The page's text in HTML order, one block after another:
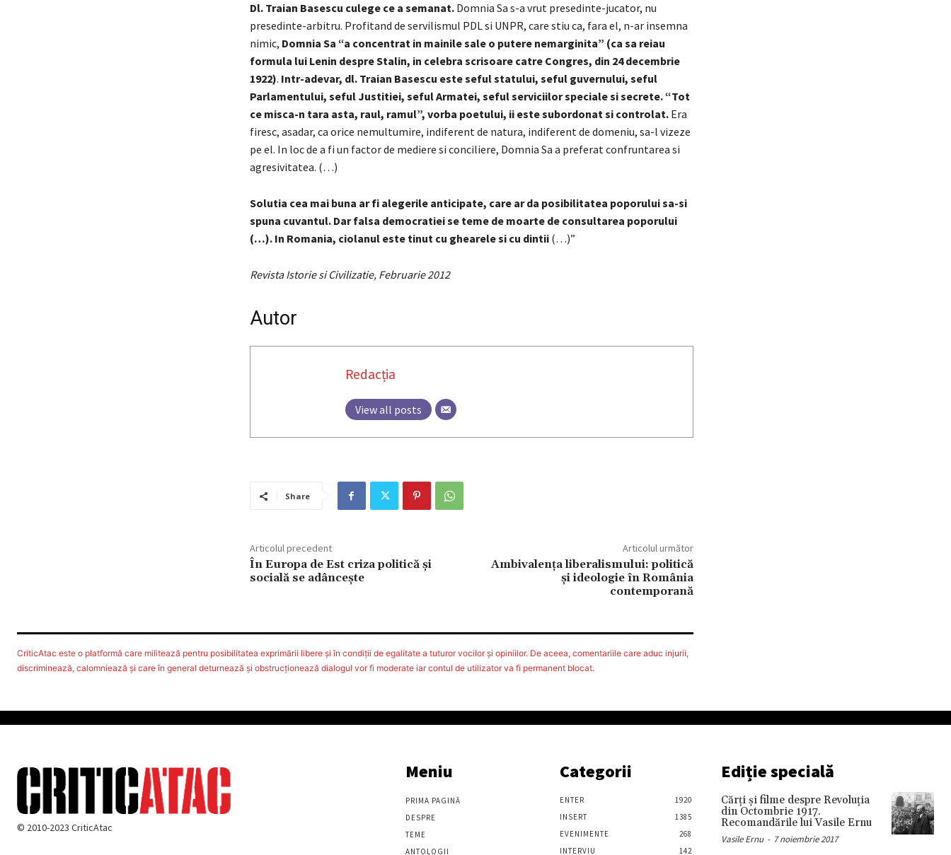
Dl. Traian Basescu culege ce a semanat.Domnia Sa s-a vrut presedinte-jucator, nu
presedinte-arbitru. Profitand de servilismul PDL si UNPR, care stiu ca, fara el, n-ar insemna
nimic, Domnia Sa “a concentrat in mainile sale o putere nemarginita” (ca sa reiau
formula lui Lenin despre Stalin, in celebra scrisoare catre Congres, din 24 decembrie
1922). Intr-adevar, dl. Traian Basescu este seful statului, seful guvernului, seful
Parlamentului, seful Justitiei, seful Armatei, seful serviciilor speciale si secrete. “Tot
ce misca-n tara asta, raul, ramul”, vorba poetului, ii este subordonat si controlat.Era
firesc, asadar, ca orice nemultumire, indiferent de natura, indiferent de domeniu, sa-l vizeze
pe el. In loc de a fi un factor de mediere si conciliere, Domnia Sa a preferat confruntarea si
agresivitatea. (…)
Solutia cea mai buna ar fi alegerile anticipate, care ar da posibilitatea poporului sa-si
spuna cuvantul. Dar falsa democratiei se teme de moarte de consultarea poporului
(…). In Romania, ciolanul este tinut cu ghearele si cu dintii (…)”
Revista Istorie si Civilizatie, Februarie 2012
Autor
Redacția
View all posts
Share
Articolul precedent
În Europa de Est criza politică şi
socială se adânceşte
Articolul următor
Ambivalenţa liberalismului: politică
şi ideologie în România
contemporană
CriticAtac este o platformă care militează pentru posibilitatea exprimării libere şi în condiţii de egalitate a tuturor vocilor şi opiniilor. De aceea, comentariile care aduc injurii,
discriminează, calomniează şi care în general deturnează şi obstrucţionează dialogul vor fi moderate iar contul de utilizator va fi permanent blocat.
© 2010-2023 CriticAtac
Meniu
PRIMA PAGINĂ
DESPRE
TEME
ANTOLOGII
Categorii
ENTER
1920
INSERT
1385
EVENIMENTE
268
INTERVIU
142
Ediție specială
Cărţi şi filme despre Revoluţia
din Octombrie 1917.
Recomandările lui Vasile Ernu
Vasile Ernu - 7 noiembrie 2017